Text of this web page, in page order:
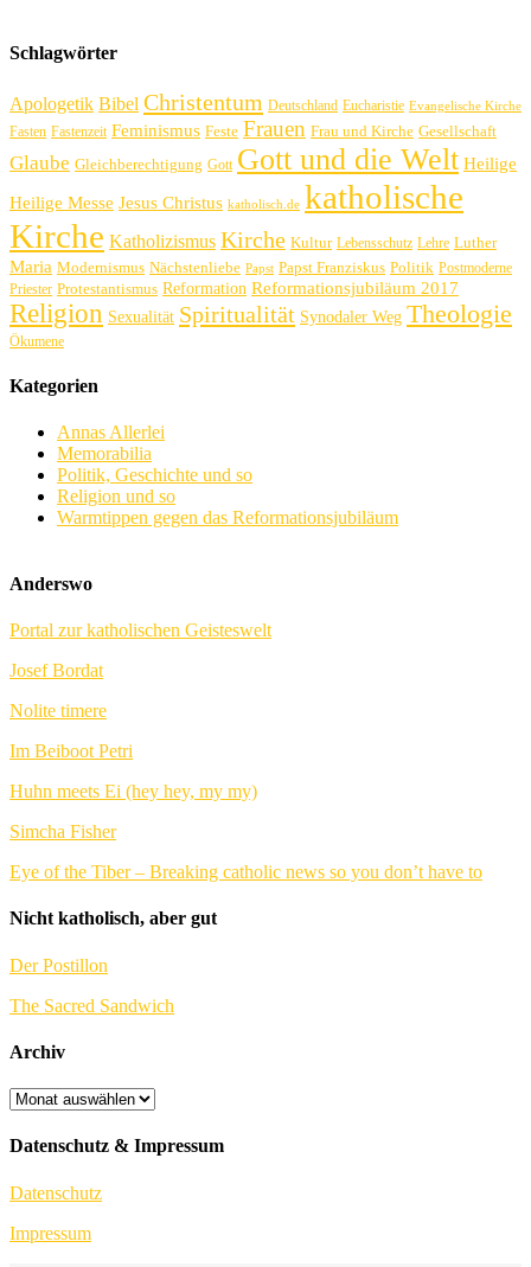
Schlagwörter
Apologetik Bibel Christentum Deutschland Eucharistie Evangelische Kirche
Fasten Fastenzeit Feminismus Feste Frauen Frau und Kirche Gesellschaft
Glaube Gleichberechtigung Gott Gott und die Welt Heilige
Heilige Messe Jesus Christus katholisch.de katholische
Kirche Katholizismus Kirche Kultur Lebensschutz Lehre Luther
Maria Modernismus Nächstenliebe Papst Papst Franziskus Politik Postmoderne
Priester Protestantismus Reformation Reformationsjubiläum 2017
Religion Sexualität Spiritualität Synodaler Weg Theologie
Ökumene
Kategorien
Annas Allerlei
Memorabilia
Politik, Geschichte und so
Religion und so
Warmtippen gegen das Reformationsjubiläum
Anderswo
Portal zur katholischen Geisteswelt
Josef Bordat
Nolite timere
Im Beiboot Petri
Huhn meets Ei (hey hey, my my)
Simcha Fisher
Eye of the Tiber – Breaking catholic news so you don’t have to
Nicht katholisch, aber gut
Der Postillon
The Sacred Sandwich
Archiv
Archiv
Datenschutz & Impressum
Datenschutz
Impressum